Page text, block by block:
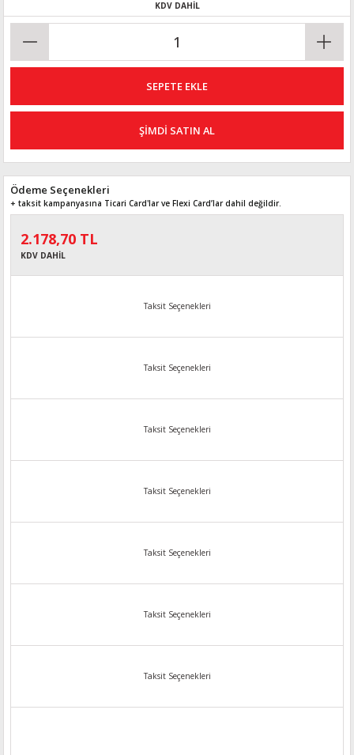
KDV DAHİL
SEPETE EKLE
ŞİMDİ SATIN AL
Ödeme Seçenekleri
+ taksit kampanyasına Ticari Card'lar ve Flexi Card’lar dahil değildir.
2.178,70 TL
KDV DAHİL
Taksit Seçenekleri
Taksit Seçenekleri
Taksit Seçenekleri
Taksit Seçenekleri
Taksit Seçenekleri
Taksit Seçenekleri
Taksit Seçenekleri